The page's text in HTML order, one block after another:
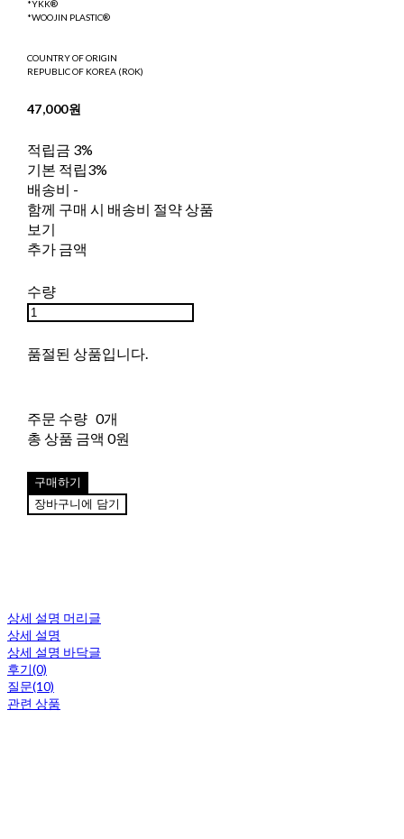
*YKK®
*WOOJIN PLASTIC®
COUNTRY OF ORIGIN
REPUBLIC OF KOREA (ROK)
47,000원
적립금 3%
기본 적립3%
배송비 -
함께 구매 시 배송비 절약 상품
보기
추가 금액
수량
품절된 상품입니다.
주문 수량 0개
총 상품 금액 0원
구매하기
장바구니에 담기
상세 설명 머리글
상세 설명
상세 설명 바닥글
후기(0)
질문(10)
관련 상품